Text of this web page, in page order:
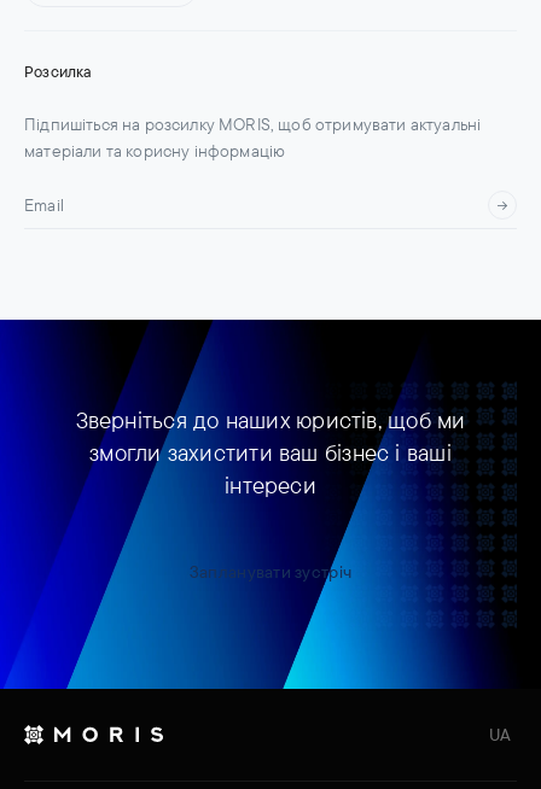
Розсилка
Підпишіться на розсилку MORIS, щоб отримувати актуальні
матеріали та корисну інформацію
Зверніться до наших юристів, щоб ми
змогли захистити ваш бізнес і ваші
інтереси
Запланувати зустріч
UA